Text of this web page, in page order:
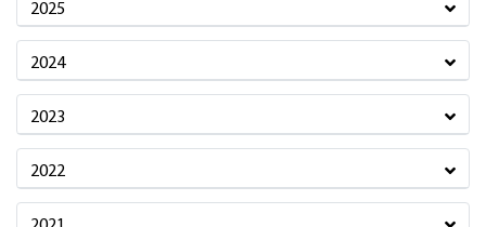
2025
2024
2023
2022